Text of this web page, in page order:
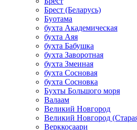
Брест (Беларусь)
Буотама
бухта Академическая
бухта Аяя
бухта Бабушка
бухта Заворотная
бухта Змеиная
бухта Сосновая
бухта Сосновка
Бухты Большого моря
Валаам
Великий Новгород
Великий Новгород
Верккосаари